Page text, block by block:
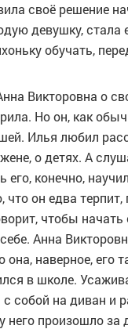
своё решение
девушку, стала
обучать,
Викторовна о
Но он, как
Илья любил
о детях. А
его, конечно,
он едва терпит,
чтобы начать
Анна
она, наверное, его
в школе.
собой на диван и
него произошло за